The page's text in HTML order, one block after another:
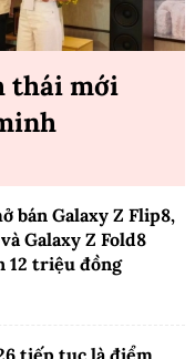
thái mới
bán Galaxy Z Flip8,
Galaxy Z Fold8
12 triệu đồng
tiếp tục là điểm